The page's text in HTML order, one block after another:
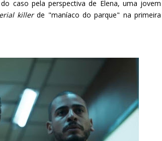
caso pela perspectiva de Elena, uma jovem
killerde "maníaco do parque" na primeira